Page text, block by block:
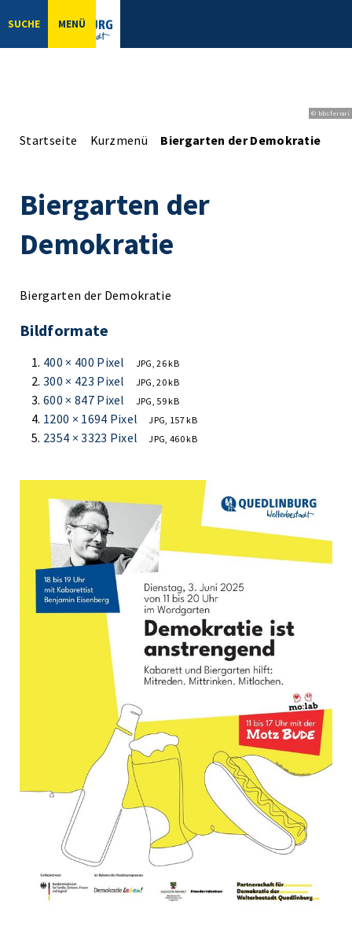
SUCHE MENÜ
© bbsferrari
Startseite Kurzmenü Biergarten der Demokratie
Biergarten der
Demokratie
Biergarten der Demokratie
Bildformate
400 × 400 Pixel JPG, 26 kB
300 × 423 Pixel JPG, 20 kB
600 × 847 Pixel JPG, 59 kB
1200 × 1694 Pixel JPG, 157 kB
2354 × 3323 Pixel JPG, 460 kB